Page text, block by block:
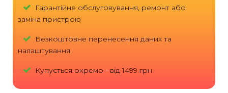
Гарантійне обслуговування, ремонт або
заміна пристрою
Безкоштовне перенесення даних та
налаштування
Купується окремо - від 1499 грн